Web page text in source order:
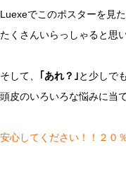
Luexeでこのポスターを見
たくさんいらっしゃると思
そして、 ｢あれ？｣と少しで
頭皮のいろいろな悩みに当
安心してください！！２０